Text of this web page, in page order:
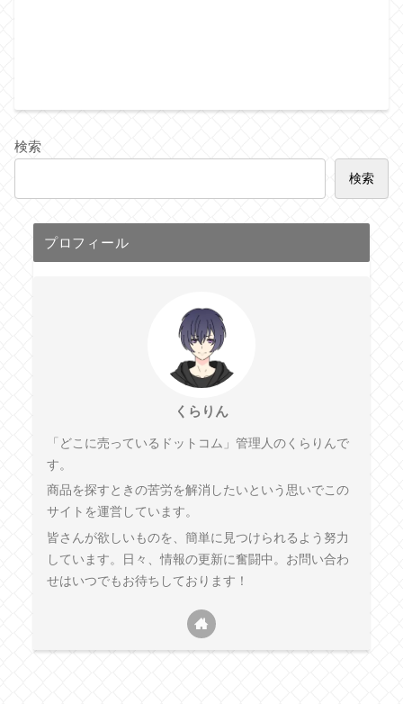
検索
検索
プロフィール
くらりん
「どこに売っているドットコム」管理人のくらりんで
す。
商品を探すときの苦労を解消したいという思いでこの
サイトを運営しています。
皆さんが欲しいものを、簡単に見つけられるよう努力
しています。日々、情報の更新に奮闘中。お問い合わ
せはいつでもお待ちしております！